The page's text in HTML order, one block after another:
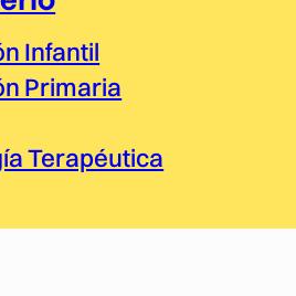
Infantil
Primaria
Terapéutica